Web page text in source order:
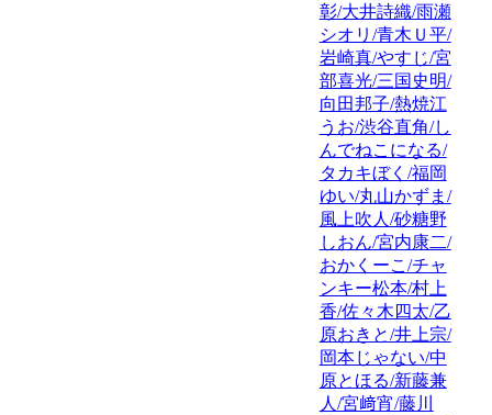
彰/大井詩織/雨瀬
シオリ/青木Ｕ平/
岩崎真/やすじ/宮
部喜光/三国史明/
向田邦子/熱焼江
うお/渋谷直角/し
んでねこになる/
タカキぼく/福岡
ゆい/丸山かずま/
風上吹人/砂糖野
しおん/宮内康二/
おかくーこ/チャ
ンキー松本/村上
香/佐々木四太/乙
原おきと/井上宗/
岡本じゃない/中
原とほる/新藤兼
人/宮﨑宵/藤川